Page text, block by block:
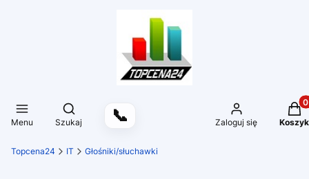
Menu
Otwórz wyszukiwarkę
Szukaj 📞 Zaloguj się Koszyk
Topcena24 IT Głośniki/słuchawki